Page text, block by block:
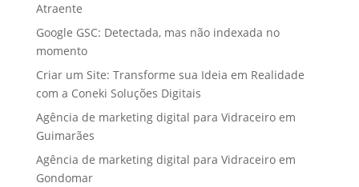
Atraente
Google GSC: Detectada, mas não indexada no
momento
Criar um Site: Transforme sua Ideia em Realidade
com a Coneki Soluções Digitais
Agência de marketing digital para Vidraceiro em
Guimarães
Agência de marketing digital para Vidraceiro em
Gondomar